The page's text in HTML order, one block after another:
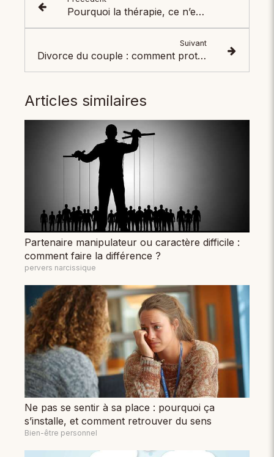
Pourquoi la thérapie, ce n’est pas juste “parler” : ce qui se joue vraiment en séance
Suivant
Divorce du couple : comment protéger son enfant
Articles similaires
Partenaire manipulateur ou caractère difficile :
comment faire la différence ?
pervers narcissique
Ne pas se sentir à sa place : pourquoi ça
s’installe, et comment retrouver du sens
Bien-être personnel